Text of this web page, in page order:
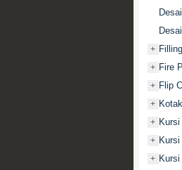
+
+ Fire
+ Flip
+
+
+
+